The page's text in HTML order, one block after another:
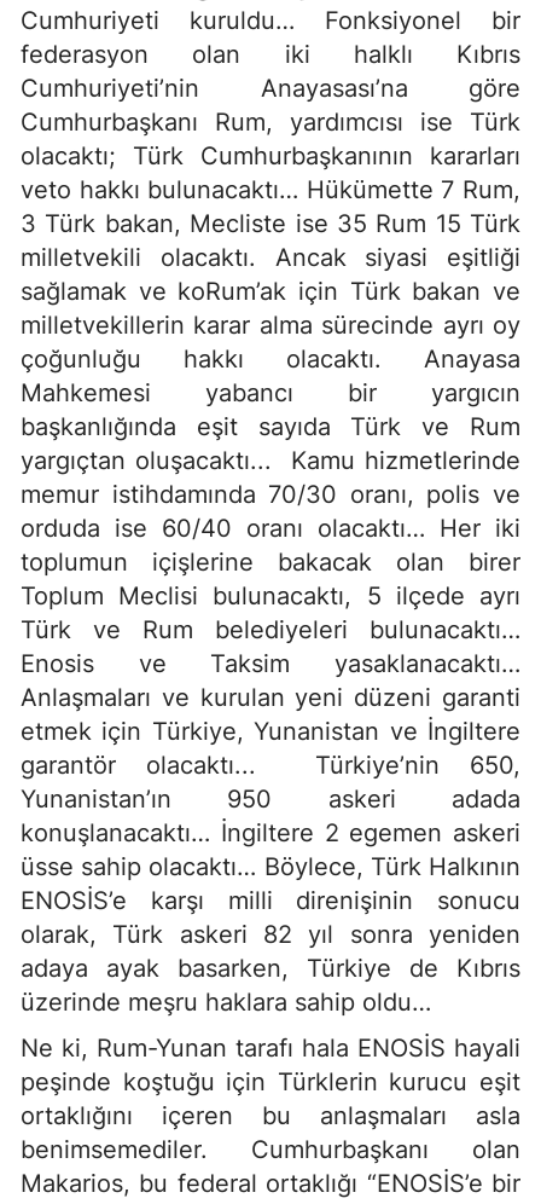
Cumhuriyeti kuruldu… Fonksiyonel bir
federasyon olan iki halklı Kıbrıs
Cumhuriyeti’nin Anayasası’na göre
Cumhurbaşkanı Rum, yardımcısı ise Türk
olacaktı; Türk Cumhurbaşkanının kararları
veto hakkı bulunacaktı… Hükümette 7 Rum,
3 Türk bakan, Mecliste ise 35 Rum 15 Türk
milletvekili olacaktı. Ancak siyasi eşitliği
sağlamak ve koRum’ak için Türk bakan ve
milletvekillerin karar alma sürecinde ayrı oy
çoğunluğu hakkı olacaktı. Anayasa
Mahkemesi yabancı bir yargıcın
başkanlığında eşit sayıda Türk ve Rum
yargıçtan oluşacaktı... Kamu hizmetlerinde
memur istihdamında 70/30 oranı, polis ve
orduda ise 60/40 oranı olacaktı… Her iki
toplumun içişlerine bakacak olan birer
Toplum Meclisi bulunacaktı, 5 ilçede ayrı
Türk ve Rum belediyeleri bulunacaktı…
Enosis ve Taksim yasaklanacaktı…
Anlaşmaları ve kurulan yeni düzeni garanti
etmek için Türkiye, Yunanistan ve İngiltere
garantör olacaktı... Türkiye’nin 650,
Yunanistan’ın 950 askeri adada
konuşlanacaktı… İngiltere 2 egemen askeri
üsse sahip olacaktı… Böylece, Türk Halkının
ENOSİS’e karşı milli direnişinin sonucu
olarak, Türk askeri 82 yıl sonra yeniden
adaya ayak basarken, Türkiye de Kıbrıs
üzerinde meşru haklara sahip oldu…
Ne ki, Rum-Yunan tarafı hala ENOSİS hayali
peşinde koştuğu için Türklerin kurucu eşit
ortaklığını içeren bu anlaşmaları asla
benimsemediler. Cumhurbaşkanı olan
Makarios, bu federal ortaklığı “ENOSİS’e bir